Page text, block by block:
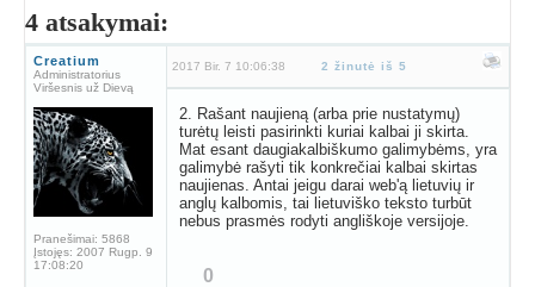
4 atsakymai:
Creatium
Administratorius
Viršesnis už Dievą
Pranešimai: 5868
Įstojęs: 2007 Rugp. 9
17:08:20
2017 Bir. 7 10:06:38 2 žinutė iš 5
2. Rašant naujieną (arba prie nustatymų)
turėtų leisti pasirinkti kuriai kalbai ji skirta.
Mat esant daugiakalbiškumo galimybėms, yra
galimybė rašyti tik konkrečiai kalbai skirtas
naujienas. Antai jeigu darai web'ą lietuvių ir
anglų kalbomis, tai lietuviško teksto turbūt
nebus prasmės rodyti angliškoje versijoje.
0